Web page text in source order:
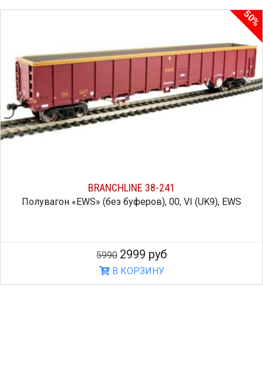
BRANCHLINE 38-241
Полувагон «EWS» (без буферов), 00, VI (UK9), EWS
50%
5990 2999 руб
В КОРЗИНУ